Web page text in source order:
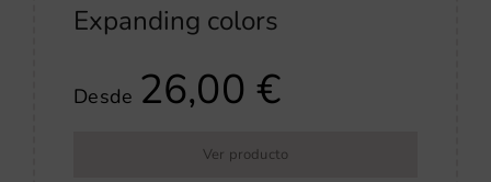
Expanding colors
Desde 26,00€
Ver producto